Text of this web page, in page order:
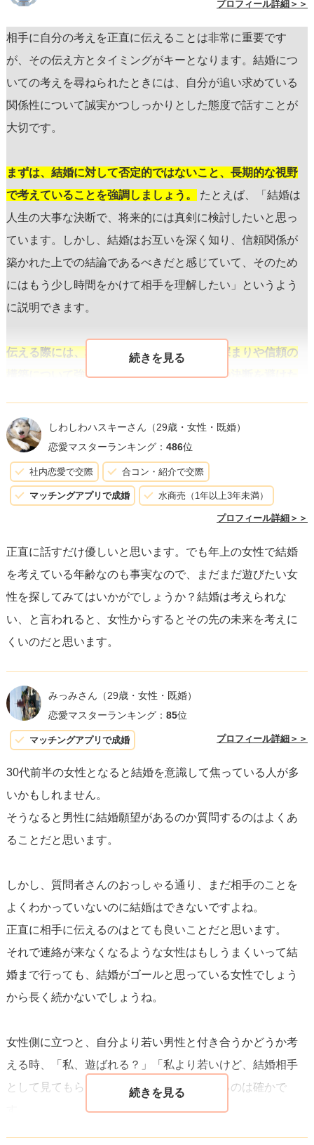
プロフィール詳細＞＞
相手に自分の考えを正直に伝えることは非常に重要です
が、その伝え方とタイミングがキーとなります。結婚につ
いての考えを尋ねられたときには、自分が追い求めている
関係性について誠実かつしっかりとした態度で話すことが
大切です。
まずは、結婚に対して否定的ではないこと、長期的な視野
で考えていることを強調しましょう。
たとえば、「結婚は
人生の大事な決断で、将来的には真剣に検討したいと思っ
ています。しかし、結婚はお互いを深く知り、信頼関係が
築かれた上での結論であるべきだと感じていて、そのため
にはもう少し時間をかけて相手を理解したい」というよう
に説明できます。
伝える際には、相手が重要視している絆の深まりや信頼の
構築について強調しながら、現時点で即座の決断を避けた
より、遊びでない真剣な出会いを求めていることが相手に
伝わります。
また、嘘をついて結婚する意志があるかのように装うこと
は避けるべきです。それは相手を欺く行為であり、後に信
ってコミュニケーションを取り、共感と理解を築くことで
す。自身の感じていることや結婚観についてオープンに話
し、互いの価値観が合致するかどうかを見極めることも恋
愛においては重要 です。
は相手の期待や不安を尊重し、相手にも自分の真剣な姿勢
が伝わるように心をこめたコミュニケーションを取りまし
ょう。
しわしわハスキーさん （29歳・女性・既婚）
恋愛マスターランキング： 486位
社内恋愛で交際 合コン・紹介で交際
マッチングアプリで成婚 水商売（1年以上3年未満）
プロフィール詳細＞＞
正直に話すだけ優しいと思います。でも年上の女性で結婚
を考えている年齢なのも事実なので、まだまだ遊びたい女
性を探してみてはいかがでしょうか？結婚は考えられな
い、と言われると、女性からするとその先の未来を考えに
くいのだと思います。
みっみさん （29歳・女性・既婚）
恋愛マスターランキング： 85位
マッチングアプリで成婚 プロフィール詳細＞＞
30代前半の女性となると結婚を意識して焦っている人が多
いかもしれません。
そうなると男性に結婚願望があるのか質問するのはよくあ
ることだと思います。
しかし、質問者さんのおっしゃる通り、まだ相手のことを
よくわかっていないのに結婚はできないですよね。
正直に相手に伝えるのはとても良いことだと思います。
それで連絡が来なくなるような女性はもしうまくいって結
婚まで行っても、結婚がゴールと思っている女性でしょう
から長く続かないでしょうね。
女性側に立つと、自分より若い男性と付き合うかどうか考
える時、「私、遊ばれる？」「私より若いけど、結婚相手
として見てもらえるかな？」など不安になるのは確かで